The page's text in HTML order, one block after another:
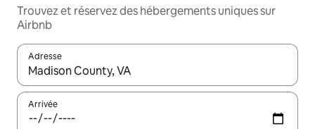
Trouvez et réservez des hébergements uniques sur
Airbnb
Adresse
Lorsque les résultats s'affichent, utilisez les flèches vers le
Arrivée